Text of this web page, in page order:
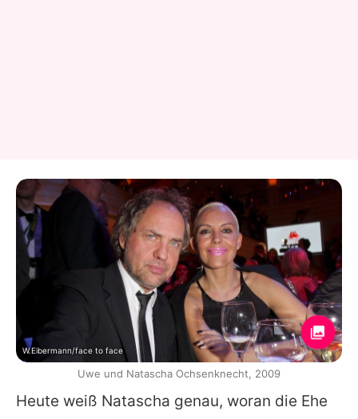
Heute weiß Natascha genau, woran die Ehe
W.Eibermann/face to face
Uwe und Natascha Ochsenknecht, 2009